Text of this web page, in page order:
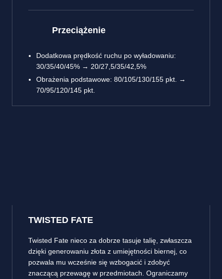
Przeciążenie
Dodatkowa prędkość ruchu po wyładowaniu:
30/35/40/45% → 20/27,5/35/42,5%
Obrażenia podstawowe: 80/105/130/155 pkt. →
70/95/120/145 pkt.
TWISTED FATE
Twisted Fate nieco za dobrze tasuje talię, zwłaszcza
dzięki generowaniu złota z umiejętności biernej, co
pozwala mu wcześnie się wzbogacić i zdobyć
znaczącą przewagę w przedmiotach. Ograniczamy